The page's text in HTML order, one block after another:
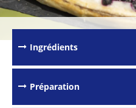
Ingrédients
Préparation